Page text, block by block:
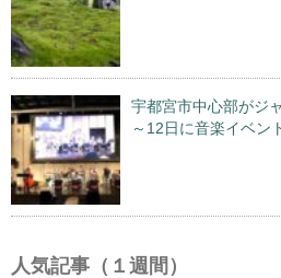
宇都宮市中心部がジ
～12日に音楽イベン
人気記事（１週間）